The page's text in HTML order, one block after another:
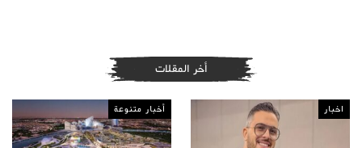
أخر المقلات
اخبار أخبار متنوعة